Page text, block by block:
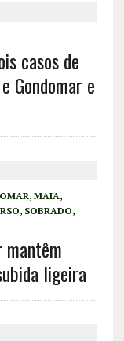
casos de
Gondomar e
, MAIA,
, SOBRADO,
mantêm
ligeira